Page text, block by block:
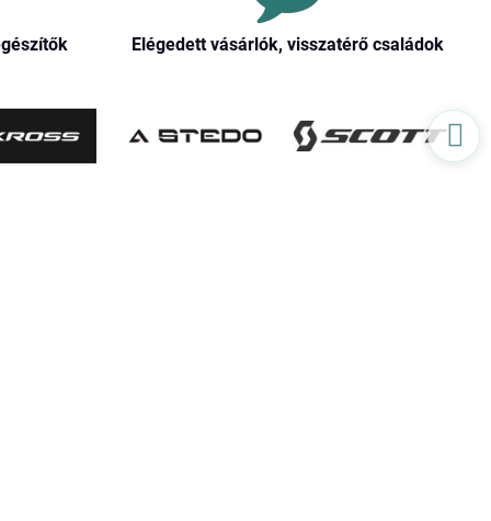
Elégedett vásárlók, visszatérő családok